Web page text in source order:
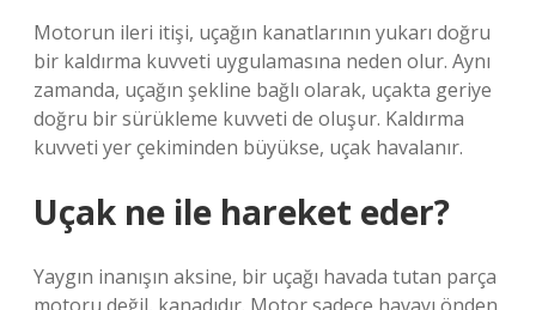
Motorun ileri itişi, uçağın kanatlarının yukarı doğru
bir kaldırma kuvveti uygulamasına neden olur. Aynı
zamanda, uçağın şekline bağlı olarak, uçakta geriye
doğru bir sürükleme kuvveti de oluşur. Kaldırma
kuvveti yer çekiminden büyükse, uçak havalanır.
Uçak ne ile hareket eder?
Yaygın inanışın aksine, bir uçağı havada tutan parça